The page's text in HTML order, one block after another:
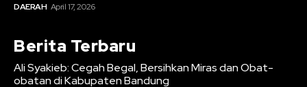
DAERAH April 17, 2026
Berita Terbaru
Ali Syakieb: Cegah Begal, Bersihkan Miras dan Obat-
obatan di Kabupaten Bandung